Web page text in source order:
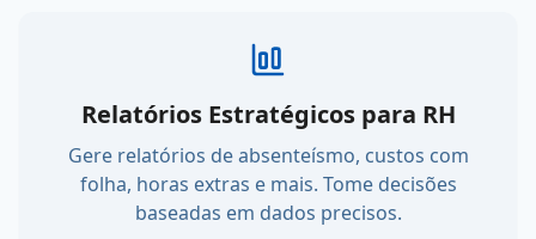
Relatórios Estratégicos para RH
Gere relatórios de absenteísmo, custos com
folha, horas extras e mais. Tome decisões
baseadas em dados precisos.